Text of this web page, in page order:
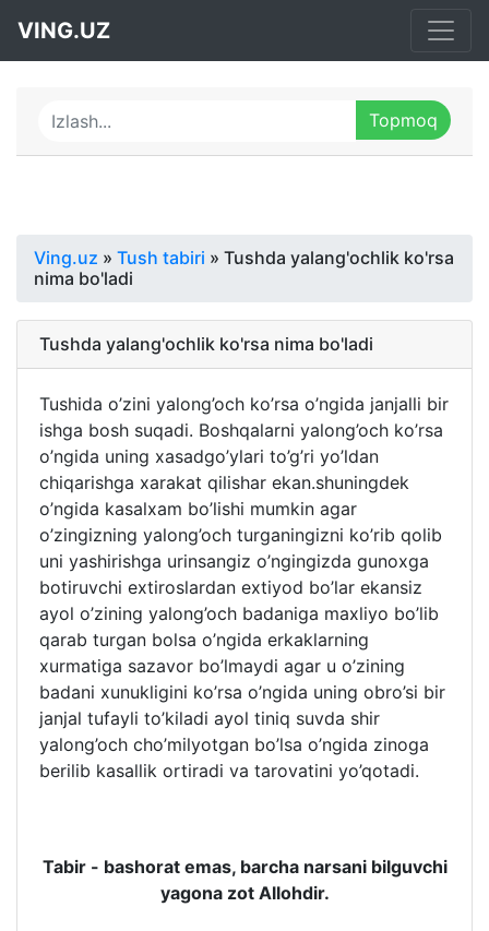
VING.UZ
Ving.uz » Tush tabiri » Tushda yalang'ochlik ko'rsa
nima bo'ladi
Tushda yalang'ochlik ko'rsa nima bo'ladi
Tushida o’zini yalong’och ko’rsa o’ngida janjalli bir
ishga bosh suqadi. Boshqalarni yalong’och ko’rsa
o’ngida uning xasadgo’ylari to’g’ri yo’ldan
chiqarishga xarakat qilishar ekan.shuningdek
o’ngida kasalxam bo’lishi mumkin agar
o’zingizning yalong’och turganingizni ko’rib qolib
uni yashirishga urinsangiz o’ngingizda gunoxga
botiruvchi extiroslardan extiyod bo’lar ekansiz
ayol o’zining yalong’och badaniga maxliyo bo’lib
qarab turgan bolsa o’ngida erkaklarning
xurmatiga sazavor bo’lmaydi agar u o’zining
badani xunukligini ko’rsa o’ngida uning obro’si bir
janjal tufayli to’kiladi ayol tiniq suvda shir
yalong’och cho’milyotgan bo’lsa o’ngida zinoga
berilib kasallik ortiradi va tarovatini yo’qotadi.
Tabir - bashorat emas, barcha narsani bilguvchi
yagona zot Allohdir.